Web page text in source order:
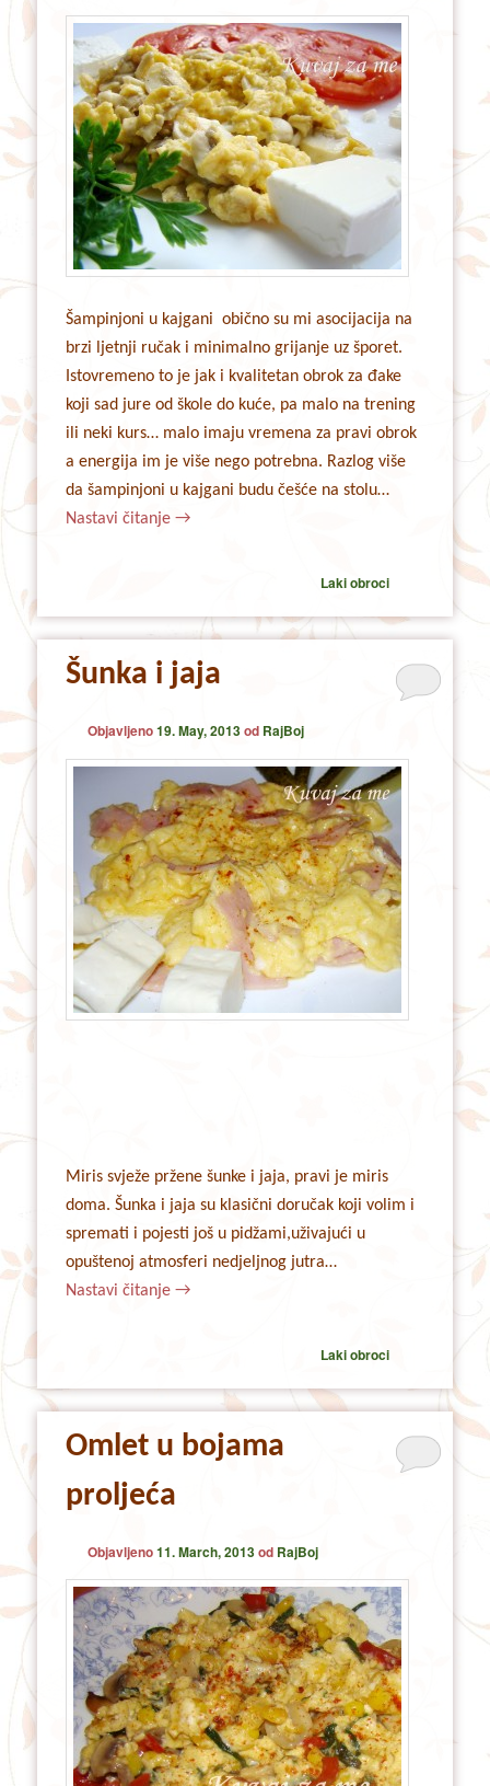
Šampinjoni u kajgani obično su mi asocijacija na
brzi ljetnji ručak i minimalno grijanje uz šporet.
Istovremeno to je jak i kvalitetan obrok za đake
koji sad jure od škole do kuće, pa malo na trening
ili neki kurs… malo imaju vremena za pravi obrok
a energija im je više nego potrebna. Razlog više
da šampinjoni u kajgani budu češće na stolu…
Nastavi čitanje→
Laki obroci
Šunka i jaja
Objavljeno19. May, 2013od RajBoj
Miris svježe pržene šunke i jaja, pravi je miris
doma. Šunka i jaja su klasični doručak koji volim i
spremati i pojesti još u pidžami,uživajući u
opuštenoj atmosferi nedjeljnog jutra…
Nastavi čitanje→
Laki obroci
Omlet u bojama
proljeća
Objavljeno11. March, 2013od RajBoj